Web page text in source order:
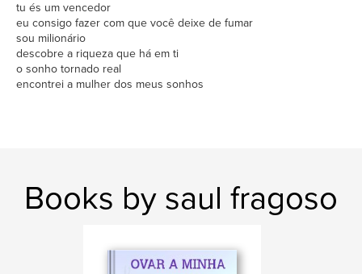
tu és um vencedor
eu consigo fazer com que você deixe de fumar
sou milionário
descobre a riqueza que há em ti
o sonho tornado real
encontrei a mulher dos meus sonhos
Books by saul fragoso